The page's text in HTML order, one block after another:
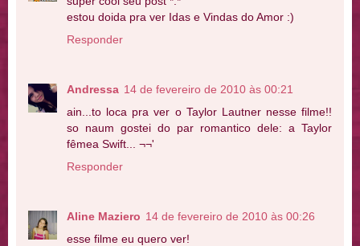
estou doida pra ver Idas e Vindas do Amor :)
Responder
Andressa 14 de fevereiro de 2010 às 00:21
ain...to loca pra ver o Taylor Lautner nesse filme!!
so naum gostei do par romantico dele: a Taylor
fêmea Swift... ¬¬'
Responder
Aline Maziero 14 de fevereiro de 2010 às 00:26
esse filme eu quero ver!